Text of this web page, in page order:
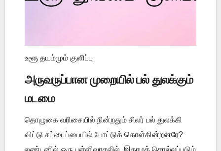
உளூ தயம்மும் குளிப்பு
அருவருப்பான முறையில் பல் துலக்கும்
மடமை
தொழுகை வரிசையில் நின்றதும் சிலர் பல் துலக்கி
விட்டு சட்டைப்பையில் போட்டுக் கொள்கின்றனரே?